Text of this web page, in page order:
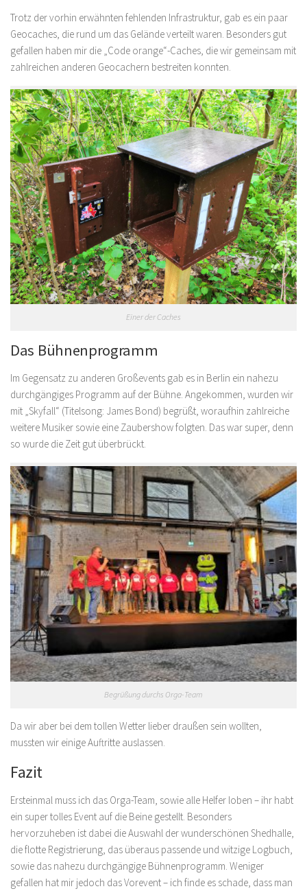
Trotz der vorhin erwähnten fehlenden Infrastruktur, gab es ein paar
Geocaches, die rund um das Gelände verteilt waren. Besonders gut
gefallen haben mir die „Code orange“-Caches, die wir gemeinsam mit
zahlreichen anderen Geocachern bestreiten konnten.
Einer der Caches
Das Bühnenprogramm
Im Gegensatz zu anderen Großevents gab es in Berlin ein nahezu
durchgängiges Programm auf der Bühne. Angekommen, wurden wir
mit „Skyfall“ (Titelsong: James Bond) begrüßt, woraufhin zahlreiche
weitere Musiker sowie eine Zaubershow folgten. Das war super, denn
so wurde die Zeit gut überbrückt.
Begrüßung durchs Orga-Team
Da wir aber bei dem tollen Wetter lieber draußen sein wollten,
mussten wir einige Auftritte auslassen.
Fazit
Ersteinmal muss ich das Orga-Team, sowie alle Helfer loben – ihr habt
ein super tolles Event auf die Beine gestellt. Besonders
hervorzuheben ist dabei die Auswahl der wunderschönen Shedhalle,
die flotte Registrierung, das überaus passende und witzige Logbuch,
sowie das nahezu durchgängige Bühnenprogramm. Weniger
gefallen hat mir jedoch das Vorevent – ich finde es schade, dass man